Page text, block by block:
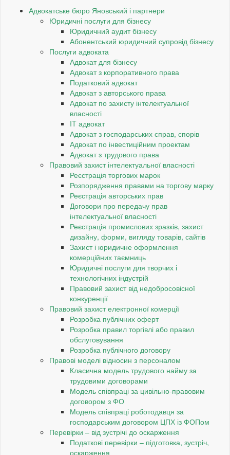
Адвокатське бюро Яновський і партнери
Юридичні послуги для бізнесу
Юридичний аудит бізнесу
Абонентський юридичний супровід бізнесу
Послуги адвоката
Адвокат для бізнесу
Адвокат з корпоративного права
Податковий адвокат
Адвокат з авторського права
Адвокат по захисту інтелектуальної
власності
IT адвокат
Адвокат з господарських справ, спорів
Адвокат по інвестиційним проектам
Адвокат з трудового права
Правовий захист інтелектуальної власності
Реєстрація торгових марок
Розпорядження правами на торгову марку
Реєстрація авторських прав
Договори про передачу прав
інтелектуальної власності
Реєстрація промислових зразків, захист
дизайну, форми, вигляду товарів, сайтів
Захист і юридичне оформлення
комерційних таємниць
Юридичні послуги для творчих і
технологічних індустрій
Правовий захист від недобросовісної
конкуренції
Правовий захист електронної комерції
Розробка публічних оферт
Розробка правил торгівлі або правил
обслуговування
Розробка публічного договору
Правові моделі відносин з персоналом
Класична модель трудового найму за
трудовими договорами
Модель співпраці за цивільно-правовим
договором з ФО
Модель співпраці роботодавця за
господарським договором ЦПХ із ФОПом
Перевірки – від зустрічі до оскарження
Податкові перевірки – підготовка, зустріч,
оскарження